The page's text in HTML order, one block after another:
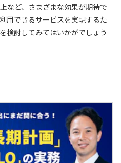
など、さまざまな効果が期待で
用できるサービスを実現するた
検討してみてはいかがでしょう